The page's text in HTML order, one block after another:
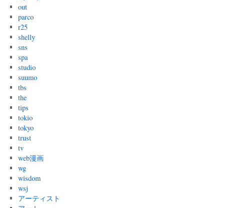
out
parco
r25
shelly
sns
spa
studio
suumo
tbs
the
tips
tokio
tokyo
trust
tv
web漫画
wg
wisdom
wsj
アーティスト